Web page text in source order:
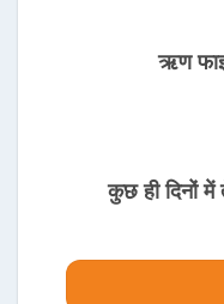
ऋण
कुछ ही दिनों में